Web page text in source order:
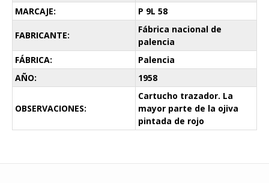
MARCAJE:
P 9L 58
FABRICANTE:
Fábrica nacional de
palencia
FÁBRICA:
Palencia
AÑO:
1958
OBSERVACIONES:
Cartucho trazador. La
mayor parte de la ojiva
pintada de rojo